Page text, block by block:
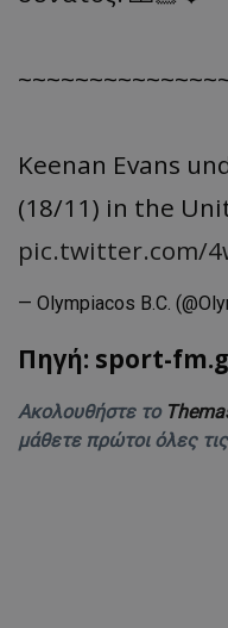
Keenan Evans
(18/11) in the
pic.twitter.com/
— Olympiacos B.C.
Πηγή: sport-
Ακολουθήστε το
μάθετε πρώτοι όλες τις